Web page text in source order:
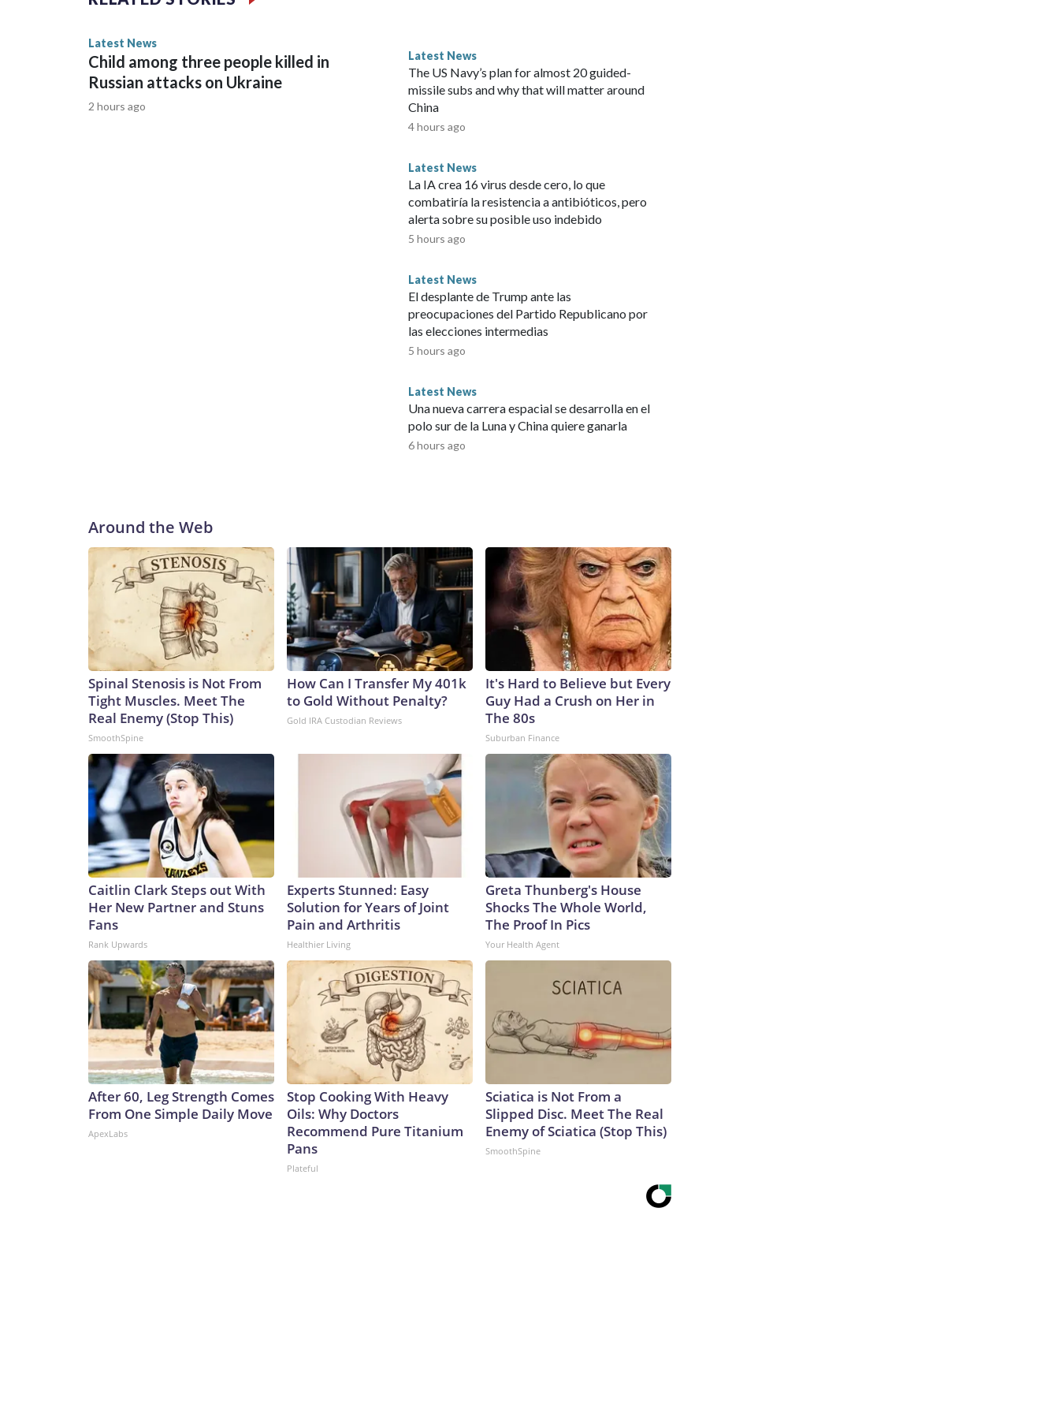
Latest News
Child among three people killed in
Russian attacks on Ukraine
2 hours ago
Latest News
The US Navy’s plan for almost 20 guided-
missile subs and why that will matter around
China
4 hours ago
Latest News
La IA crea 16 virus desde cero, lo que
combatiría la resistencia a antibióticos, pero
alerta sobre su posible uso indebido
5 hours ago
Latest News
El desplante de Trump ante las
preocupaciones del Partido Republicano por
las elecciones intermedias
5 hours ago
Latest News
Una nueva carrera espacial se desarrolla en el
polo sur de la Luna y China quiere ganarla
6 hours ago
Around the Web
Spinal Stenosis is Not From
Tight Muscles. Meet The
Real Enemy (Stop This)
SmoothSpine
How Can I Transfer My 401k
to Gold Without Penalty?
Gold IRA Custodian Reviews
It's Hard to Believe but Every
Guy Had a Crush on Her in
The 80s
Suburban Finance
Caitlin Clark Steps out With
Her New Partner and Stuns
Fans
Rank Upwards
Experts Stunned: Easy
Solution for Years of Joint
Pain and Arthritis
Healthier Living
Greta Thunberg's House
Shocks The Whole World,
The Proof In Pics
Your Health Agent
After 60, Leg Strength Comes
From One Simple Daily Move
ApexLabs
Stop Cooking With Heavy
Oils: Why Doctors
Recommend Pure Titanium
Pans
Plateful
Sciatica is Not From a
Slipped Disc. Meet The Real
Enemy of Sciatica (Stop This)
SmoothSpine